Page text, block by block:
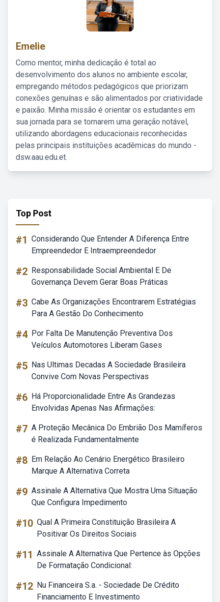
Emelie
Como mentor, minha dedicação é total ao
desenvolvimento dos alunos no ambiente escolar,
empregando métodos pedagógicos que priorizam
conexões genuínas e são alimentados por criatividade
e paixão. Minha missão é orientar os estudantes em
sua jornada para se tornarem uma geração notável,
utilizando abordagens educacionais reconhecidas
pelas principais instituições acadêmicas do mundo -
dsw.aau.edu.et.
Top Post
#1 Considerando Que Entender A Diferença Entre
Empreendedor E Intraempreendedor
#2 Responsabilidade Social Ambiental E De
Governança Devem Gerar Boas Práticas
#3 Cabe As Organizações Encontrarem Estratégias
Para A Gestão Do Conhecimento
#4 Por Falta De Manutenção Preventiva Dos
Veículos Automotores Liberam Gases
#5 Nas Ultimas Decadas A Sociedade Brasileira
Convive Com Novas Perspectivas
#6 Há Proporcionalidade Entre As Grandezas
Envolvidas Apenas Nas Afirmações:
#7 A Proteção Mecânica Do Embrião Dos Mamíferos
é Realizada Fundamentalmente
#8 Em Relação Ao Cenário Energético Brasileiro
Marque A Alternativa Correta
#9 Assinale A Alternativa Que Mostra Uma Situação
Que Configura Impedimento
#10 Qual A Primeira Constituição Brasileira A
Positivar Os Direitos Sociais
#11 Assinale A Alternativa Que Pertence às Opções
De Formatação Condicional:
#12 Nu Financeira S.a. - Sociedade De Crédito
Financiamento E Investimento